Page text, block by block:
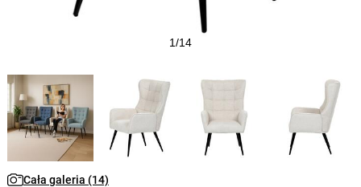
1/14
Cała galeria (14)